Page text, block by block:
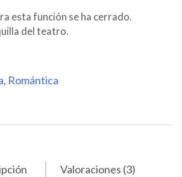
esta función se ha cerrado.
del teatro.
, Romántica
Valoraciones (3)